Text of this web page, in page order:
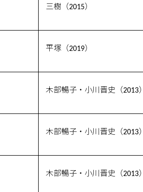
三樹（2015）
平塚（2019）
木部暢子・小川晋史（2013）
木部暢子・小川晋史（2013）
木部暢子・小川晋史（2013）